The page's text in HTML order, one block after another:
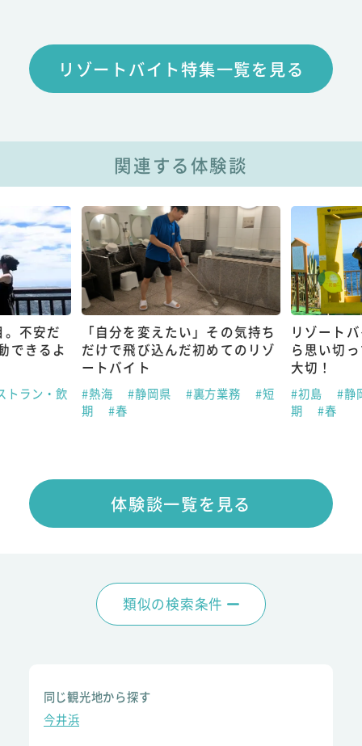
リゾートバイト特集一覧を見る
関連する体験談
不安だ
できるよ
トラン・飲
「自分を変えたい」その気持ち
だけで飛び込んだ初めてのリゾ
ートバイト
#熱海 #静岡県 #裏方業務
#短
期
#春
リゾート
ら思い切
大切！
#初島
#静
期
#春
体験談一覧を見る
類似の検索条件
同じ観光地から探す
今井浜